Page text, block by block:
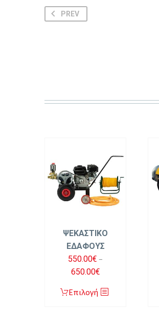
PREV
ΨΕΚΑΣΤΙΚΟ
ΕΔΑΦΟΥΣ
550.00€ –
650.00€Price
550.00€
Επιλογή
Αυτό